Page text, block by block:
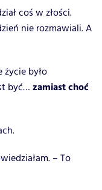
coś w złości.
nie rozmawiali. A
życie było
być… zamiast choć
– To